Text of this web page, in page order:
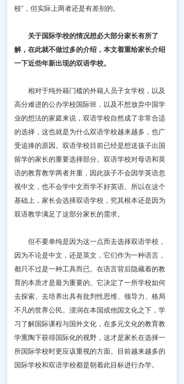
校”，但实际上两者还是有差别的。
关于国际学校的情况想必大部分家长有所了
解，在此就不做过多的介绍，本文着重给家长介绍
一下近些年新出现的双语学校。
相对于纯外籍门槛的外籍人员子女学校，以及
高分难进的公办学校国际班，以及不想放弃中国学
业的想法的家庭来说，双语学校自然成了非常合适
的选择，这也就是为什么双语学校越来越多，也广
受追捧的原因。双语学校目前已经是想送孩子出国
留学的家长的重要选择部分。 双语学校对母语和英
语的教育教学两者并重，因此孩子不会因学英语忽
视中文，也不会学中文而学不好英语。所以在这个
基础上，家长会选择双语学校，究其根本还是因为
双语教学满足了这部分家长的需求。
但不要单纯是因为这一点而去选择双语学校，
因为不论是中文，还是英文，它们作为一种语言，
都只不过是一种工具而已。在语言背后隐藏着的教
育的本质才是最为重要的。它决定了一所学校如何
去探索、去培养出具有批判性思维、领导力、格局
不凡的世界公民。浸润在本国或他国文化之下，学
习了解国际课程与国外文化，在多元文化的教育教
学熏陶下获得国际化的视野，这才是家长在选择一
所国际学校时更应该重视的方面。目前越来越多的
国际学校和双语学校都是朝着此目标进行办学。